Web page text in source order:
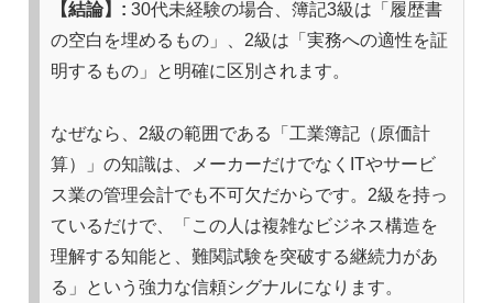
【結論】: 30代未経験の場合、簿記3級は「履歴書
の空白を埋めるもの」、2級は「実務への適性を証
明するもの」と明確に区別されます。
なぜなら、2級の範囲である「工業簿記（原価計
算）」の知識は、メーカーだけでなくITやサービ
ス業の管理会計でも不可欠だからです。2級を持っ
ているだけで、「この人は複雑なビジネス構造を
理解する知能と、難関試験を突破する継続力があ
る」という強力な信頼シグナルになります。